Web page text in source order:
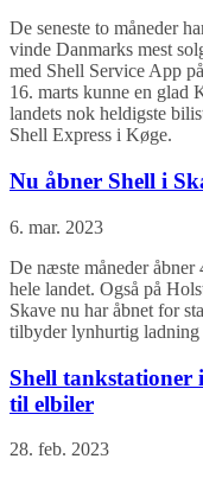
De seneste to måneder
vinde Danmarks mest
med Shell Service App
16. marts kunne en glad
landets nok heldigste
Shell Express i Køge.
Nu åbner Shell i
6. mar. 2023
De næste måneder åbner
hele landet. Også på
Skave nu har åbnet for
tilbyder lynhurtig
Shell
til elbiler
28. feb. 2023